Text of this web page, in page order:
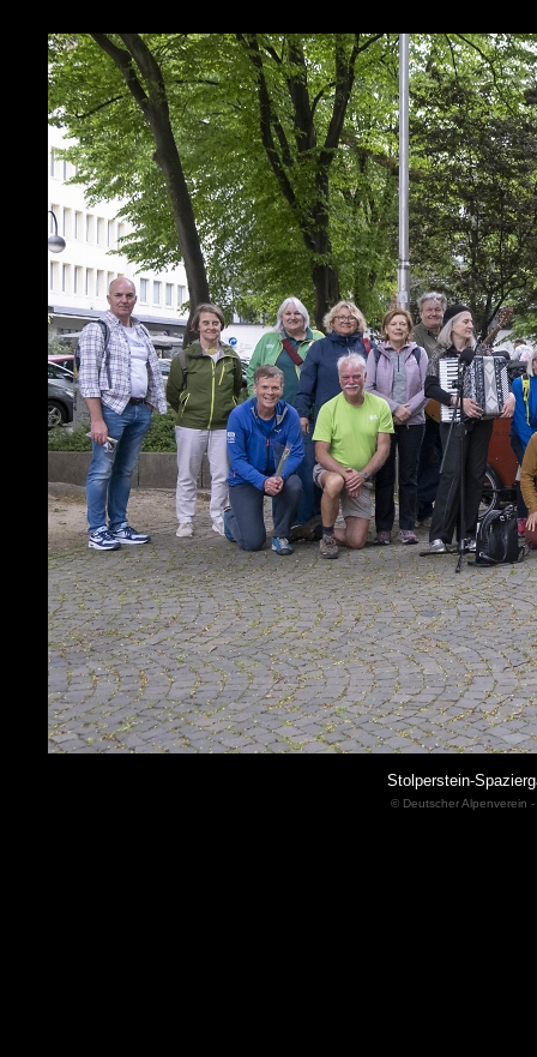
Stolperstein-
© Deutscher Alpenverein